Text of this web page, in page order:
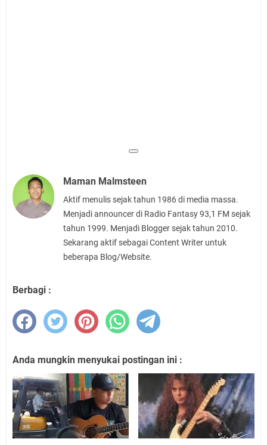
Maman Malmsteen
Aktif menulis sejak tahun 1986 di media massa.
Menjadi announcer di Radio Fantasy 93,1 FM sejak
tahun 1999. Menjadi Blogger sejak tahun 2010.
Sekarang aktif sebagai Content Writer untuk
beberapa Blog/Website.
Berbagi :
Anda mungkin menyukai postingan ini :